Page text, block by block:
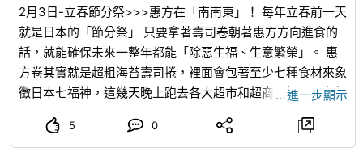
豔的三座機關人偶花車在街道上巡迴。 在神社境內舉行的傳
統藝能里神樂也是看點之一！ 此外，還有祭典特有的攤販，
多達200家。（2023年舉辦時） 【舉辦日期：每年4月舉
辦】 ■繪燈籠祭 手工製作的繪燈籠沿著大山新道（大山繞
道）排列，照亮夜路的夢幻祭典。 燈籠的圖案包括以江戶時
動期間還會舉辦集章拉力賽等活動。 【舉辦時期：每年8月中
旬至下旬】 ─・─・─・─・─・──・─・─・─・─・ 神奈川
2月3日-立春節分祭>>>惠方在「南南東」！ 每年立春前一天
就是日本的「節分祭」 只要拿著壽司卷朝著惠方方向進食的
話，就能確保未來一整年都能「除惡生福、生意繁榮」。 惠
方卷其實就是超粗海苔壽司捲，裡面會包著至少七種食材來象
徵日本七福神，這幾天晚上跑去各大超市和超商了解一下各個
宿，一邊吃惠方卷一邊享受悠閒的假期吧！
…進一步顯示
5 0